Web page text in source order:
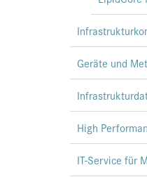
Geräte und
High
IT-Service für